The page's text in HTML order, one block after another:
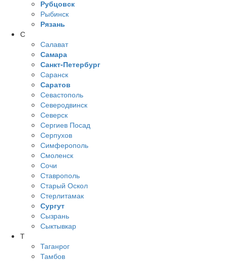
Рубцовск
Рыбинск
Рязань
С
Салават
Самара
Санкт-Петербург
Саранск
Саратов
Севастополь
Северодвинск
Северск
Сергиев Посад
Серпухов
Симферополь
Смоленск
Сочи
Ставрополь
Старый Оскол
Стерлитамак
Сургут
Сызрань
Сыктывкар
Т
Таганрог
Тамбов